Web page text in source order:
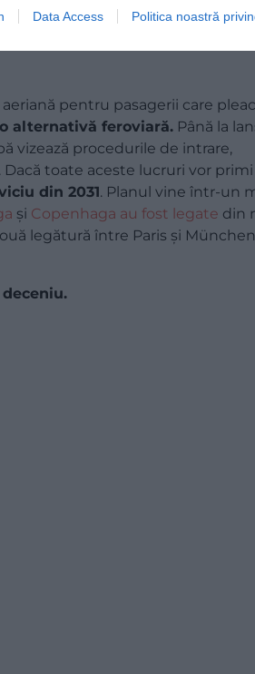
Data Access Politica noastră
pentru pasagerii care
alternativă feroviară. Până la
vizează procedurile de intrare,
toate aceste lucruri vor primi
din 2031. Planul vine într-un
și Copenhaga au fost legate din
legătură între Paris și